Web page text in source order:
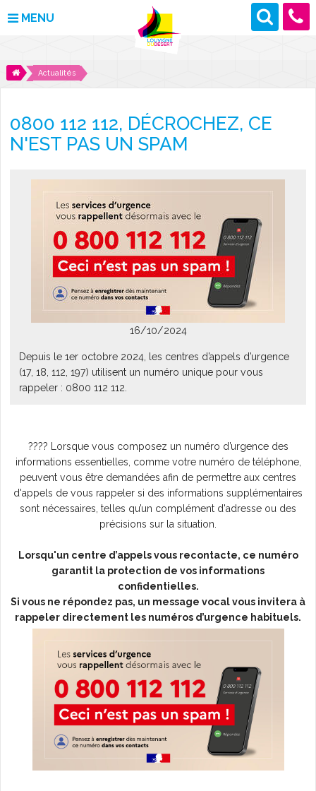
MENU
MAIRIE
DÉCOUVRIR LOUVIGNÉ
ENFANCE ET JEUNESSE
DES PROJETS POUR DEMAIN
CONTACT
ACTUALITÉS
Actualités
0800 112 112, DÉCROCHEZ, CE
N'EST PAS UN SPAM
16/10/2024
Depuis le 1er octobre 2024, les centres d’appels d’urgence
(17, 18, 112, 197) utilisent un numéro unique pour vous
rappeler : 0800 112 112.
???? Lorsque vous composez un numéro d’urgence des
informations essentielles, comme votre numéro de téléphone,
peuvent vous être demandées afin de permettre aux centres
d'appels de vous rappeler si des informations supplémentaires
sont nécessaires, telles qu’un complément d'adresse ou des
précisions sur la situation.
Lorsqu'un centre d’appels vous recontacte, ce numéro
garantit la protection de vos informations
confidentielles.
Si vous ne répondez pas, un message vocal vous invitera à
rappeler directement les numéros d’urgence habituels.